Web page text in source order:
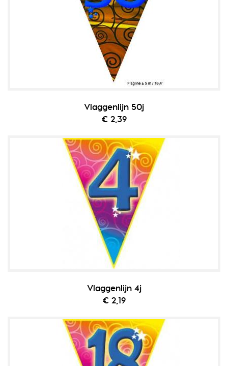
Vlaggenlijn 50j
€ 2,39
Vlaggenlijn 4j
€ 2,19